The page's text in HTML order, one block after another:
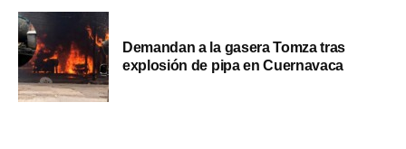
Demandan a la gasera Tomza tras
explosión de pipa en Cuernavaca